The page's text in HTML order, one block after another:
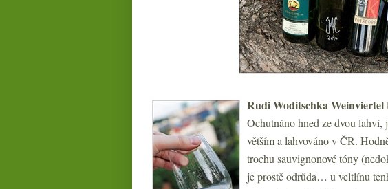
Rudi Woditschka Weinviertel
Ochutnáno hned ze dvou
větším a lahvováno v ČR.
trochu sauvignonové tóny
je prostě odrůda… u veltlínu